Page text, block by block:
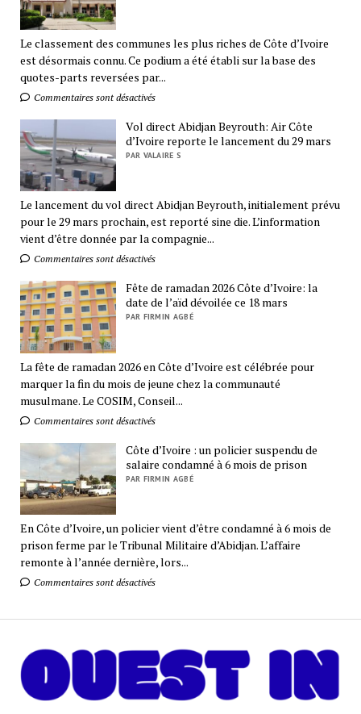
Le classement des communes les plus riches de Côte d’Ivoire
est désormais connu. Ce podium a été établi sur la base des
quotes-parts reversées par...
Commentaires sont désactivés
Vol direct Abidjan Beyrouth: Air Côte
d’Ivoire reporte le lancement du 29 mars
PAR VALAIRE S
Le lancement du vol direct Abidjan Beyrouth, initialement prévu
pour le 29 mars prochain, est reporté sine die. L’information
vient d’être donnée par la compagnie...
Commentaires sont désactivés
Fête de ramadan 2026 Côte d’Ivoire: la
date de l’aïd dévoilée ce 18 mars
PAR FIRMIN AGBÉ
La fête de ramadan 2026 en Côte d’Ivoire est célébrée pour
marquer la fin du mois de jeune chez la communauté
musulmane. Le COSIM, Conseil...
Commentaires sont désactivés
Côte d’Ivoire : un policier suspendu de
salaire condamné à 6 mois de prison
PAR FIRMIN AGBÉ
En Côte d’Ivoire, un policier vient d’être condamné à 6 mois de
prison ferme par le Tribunal Militaire d’Abidjan. L’affaire
remonte à l’année dernière, lors...
Commentaires sont désactivés